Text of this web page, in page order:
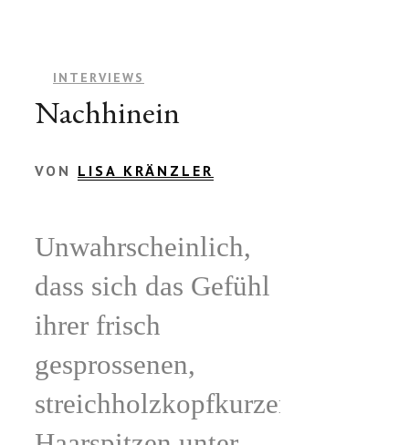
INTERVIEWS
Nachhinein
VON LISA KRÄNZLER
Unwahrscheinlich,
dass sich das Gefühl
ihrer frisch
gesprossenen,
streichholzkopfkurzen